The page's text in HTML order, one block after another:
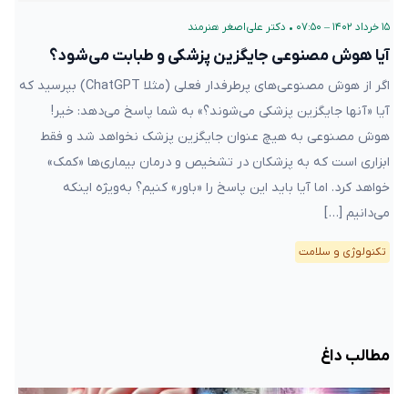
۱۵ خرداد ۱۴۰۲ – ۰۷:۵۰ • دکتر علی‌اصغر هنرمند
آیا هوش مصنوعی جایگزین پزشکی و طبابت می‌شود؟
اگر از هوش مصنوعی‌های پرطرفدار فعلی (مثلا ChatGPT) بپرسید که
آیا «آنها جایگزین پزشکی می‌شوند؟» به شما پاسخ می‌دهد: خیر!
هوش مصنوعی به هیچ عنوان جایگزین پزشک نخواهد شد و فقط
ابزاری است که به پزشکان در تشخیص و درمان بیماری‌ها «کمک»
خواهد کرد. اما آیا باید این پاسخ را «باور» کنیم؟ به‌ویژه اینکه
می‌دانیم […]
تکنولوژی و سلامت
مطالب داغ